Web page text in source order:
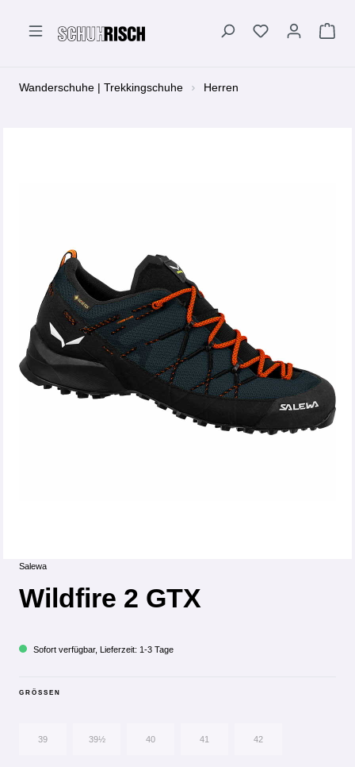
Wanderschuhe | Trekkingschuhe Herren
Salewa
Wildfire 2 GTX
Sofort verfügbar, Lieferzeit: 1-3 Tage
GRÖSSEN
39 39½ 40 41 42